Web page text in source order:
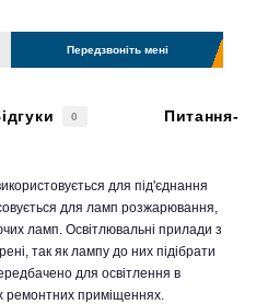
Передзвоніть мені
0 Питання-
для під'єднання
для ламп розжарювання,
ламп. Освітлювальні прилади з
так як лампу до них підібрати
для освітлення в
ремонтних приміщеннях.